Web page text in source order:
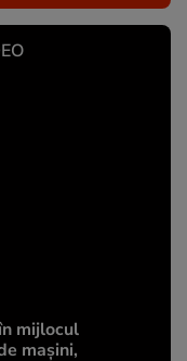
mijlocul
mașini,